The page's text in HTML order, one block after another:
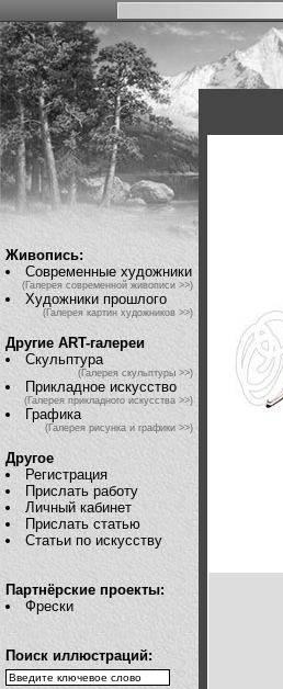
Живопись:
Современные художники
(Галерея современной живописи >>)
Художники прошлого
(Галерея картин художников >>)
Другие ART-галереи
Скульптура
(Галерея скульптуры >>)
Прикладное искусство
(Галерея прикладного искусства >>)
Графика
(Галерея рисунка и графики >>)
Другое
Регистрация
Прислать работу
Личный кабинет
Прислать статью
Статьи по искусству
Партнёрские проекты:
Фрески
Поиск иллюстраций: